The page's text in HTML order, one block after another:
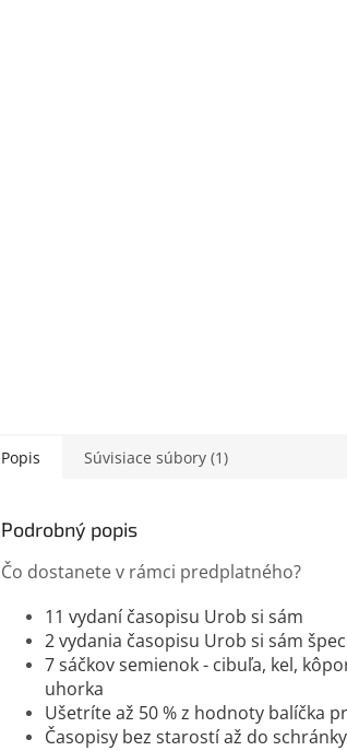
Popis Súvisiace súbory (1)
Podrobný popis
Čo dostanete v rámci predplatného?
11 vydaní časopisu Urob si sám
2 vydania časopisu Urob si sám
7 sáčkov semienok - cibuľa, kel,
uhorka
Ušetríte až 50 % z hodnoty balíčka
Časopisy bez starostí až do schránky